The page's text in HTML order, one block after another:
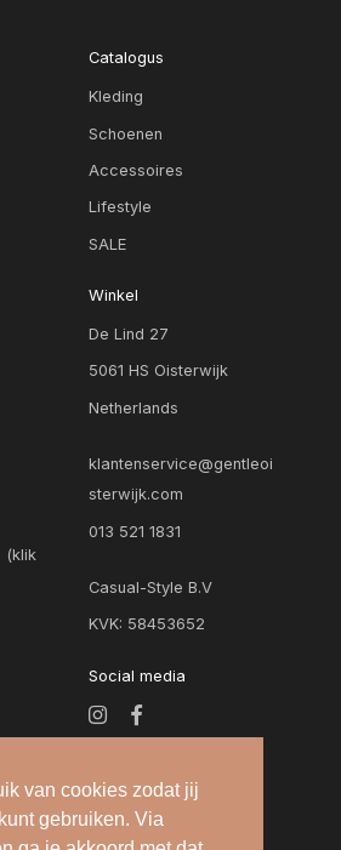
van cookies zodat jij
gebruiken. Via
Catalogus
Kleding
Schoenen
Accessoires
Lifestyle
SALE
(klik
Winkel
De Lind 27
5061 HS Oisterwijk
Netherlands
klantenservice@gentleoi
sterwijk.com
013 521 1831
Casual-Style B.V
KVK: 58453652
Social media